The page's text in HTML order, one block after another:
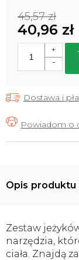
45,57 zł
40,96 zł
jednostkowa:
Dostawa i
Opis
Zestaw
narzędzia,
ciała. Znajdą